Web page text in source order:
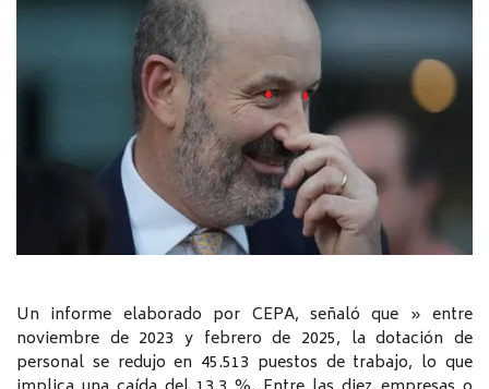
Un informe elaborado por CEPA, señaló que » entre
noviembre de 2023 y febrero de 2025, la dotación de
personal se redujo en 45.513 puestos de trabajo, lo que